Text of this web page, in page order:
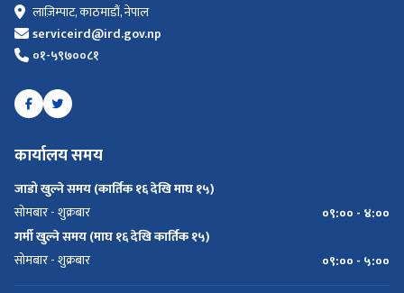
लाज़िम्पाट, काठमाडौं, नेपाल
serviceird@ird.gov.np
०१-५९७००८१
कार्यालय समय
जाडो खुल्ने समय (कार्तिक १६ देखि माघ १५)
सोमबार - शुक्रबार
०९:०० - ४:००
गर्मी खुल्ने समय (माघ १६ देखि कार्तिक १५)
सोमबार - शुक्रबार
०९:०० - ५:००